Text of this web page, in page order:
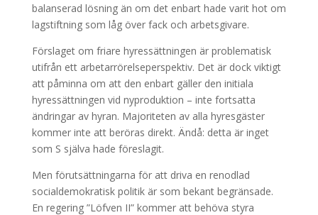
balanserad lösning än om det enbart hade varit hot om
lagstiftning som låg över fack och arbetsgivare.
Förslaget om friare hyressättningen är problematisk
utifrån ett arbetarrörelseperspektiv. Det är dock viktigt
att påminna om att den enbart gäller den initiala
hyressättningen vid nyproduktion – inte fortsatta
ändringar av hyran. Majoriteten av alla hyresgäster
kommer inte att beröras direkt. Ändå: detta är inget
som S själva hade föreslagit.
Men förutsättningarna för att driva en renodlad
socialdemokratisk politik är som bekant begränsade.
En regering ”Löfven II” kommer att behöva styra